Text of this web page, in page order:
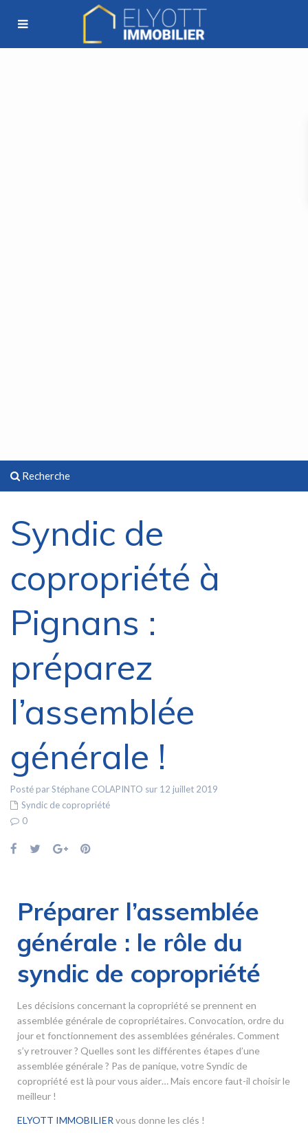
Recherche
Syndic de
copropriété à
Pignans :
préparez
l’assemblée
générale !
Posté par Stéphane COLAPINTO sur 12 juillet 2019
Syndic de copropriété
0
Préparer l’assemblée
générale : le rôle du
syndic de copropriété
Les décisions concernant la copropriété se prennent en
assemblée générale de copropriétaires. Convocation, ordre du
jour et fonctionnement des assemblées générales. Comment
s’y retrouver ? Quelles sont les différentes étapes d’une
assemblée générale ? Pas de panique, votre Syndic de
copropriété est là pour vous aider… Mais encore faut-il choisir le
meilleur !
ELYOTT IMMOBILIER vous donne les clés !